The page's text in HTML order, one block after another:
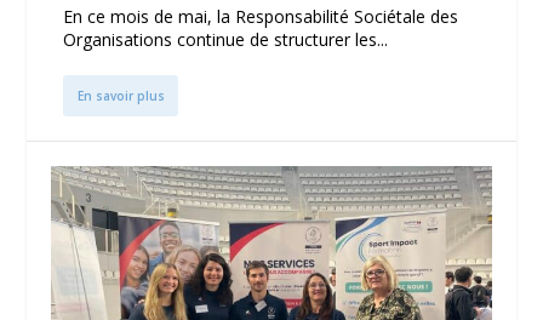
En ce mois de mai, la Responsabilité Sociétale des
Organisations continue de structurer les...
En savoir plus